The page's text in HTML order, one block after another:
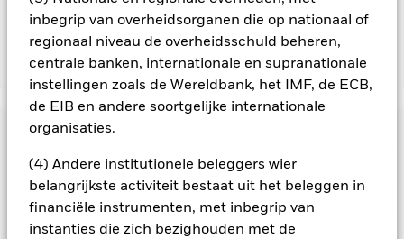
inbegrip van overheidsorganen die op nationaal of
regionaal niveau de overheidsschuld beheren,
centrale banken, internationale en supranationale
instellingen zoals de Wereldbank, het IMF, de ECB,
de EIB en andere soortgelijke internationale
organisaties.
(4) Andere institutionele beleggers wier
belangrijkste activiteit bestaat uit het beleggen in
financiële instrumenten, met inbegrip van
instanties die zich bezighouden met de
Toon minder
BGF European Fund
Risicometer
Performance
Grafiek
De waarde van aandelen en aandelengerelateerde effecten
Kerngegevens